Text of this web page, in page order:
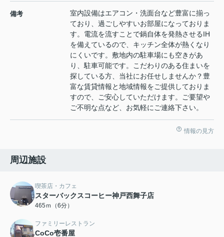
備考
室内設備はエアコン・洗面台など豊富に揃っ
ており、過ごしやすいお部屋になっておりま
す。電流を流すことで鍋自体を発熱させるIH
を備えているので、キッチン全体が熱くなり
にくいです。敷地内の駐車場にも空きがあ
り、駐車可能です。こだわりのある住まいを
探している方、当社にお任せしませんか？豊
富な賃貸情報と地域情報をご提供しておりま
すので、ご安心していただけます。ご要望や
ご不明な点など、お気軽にご連絡下さい。
情報の見方
周辺施設
喫茶店・カフェ
スターバックスコーヒー神戸西舞子店
465ｍ（6分）
ファミリーレストラン
CoCo壱番屋